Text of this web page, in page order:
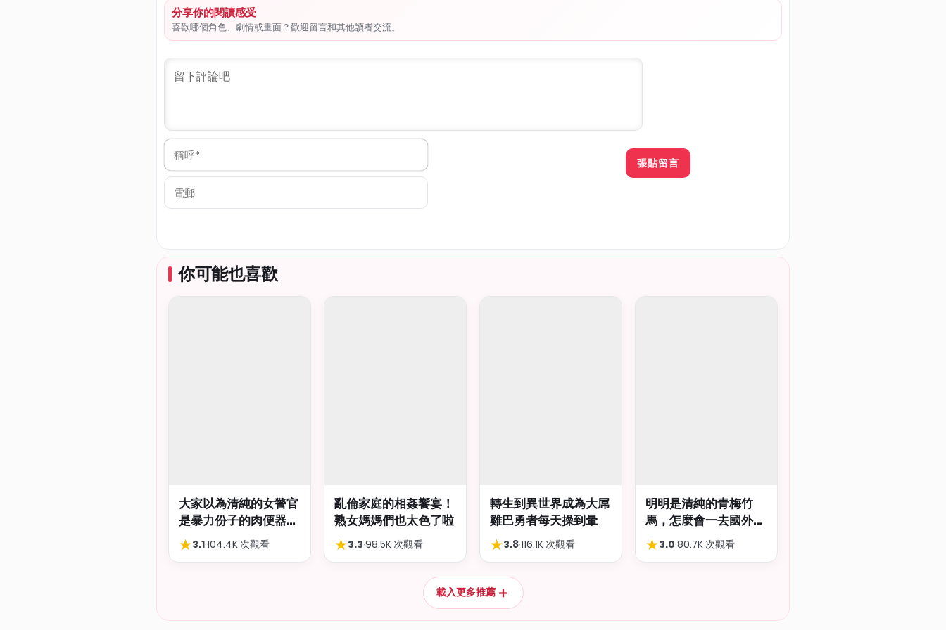
分享你的閱讀感受
喜歡哪個角色、劇情或畫面？歡迎留言和其他讀者交流。
稱
*
你可能也喜歡
大家以為清純的女警官
是暴力份子的肉便器，
肛交多P都可以
★3.1·104.4K 次觀看
亂倫家庭的相姦饗宴！
熟女媽媽們也太色了啦
★3.3·98.5K 次觀看
轉生到異世界成為大屌
雞巴勇者每天操到暈
★3.8·116.1K 次觀看
明明是清純的青梅竹
馬，怎麼會一去國外留
學就到處品嚐國際雞
巴…
★3.0·80.7K 次觀看
載入更多推薦＋